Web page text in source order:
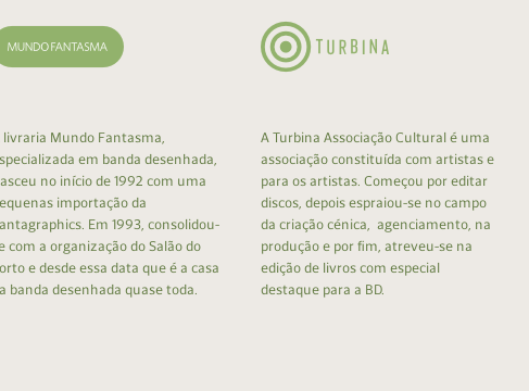
livraria Mundo Fantasma,
em banda desenhada,
no início de 1992 com uma
importação da
Em 1993, consolidou-
com a organização do Salão do
e desde essa data que é a casa
banda desenhada quase toda.
A Turbina Associação Cultural é uma
associação constituída com artistas e
para os artistas. Começou por editar
discos, depois espraiou-se no campo
da criação cénica, agenciamento, na
produção e por fim, atreveu-se na
edição de livros com especial
destaque para a BD.